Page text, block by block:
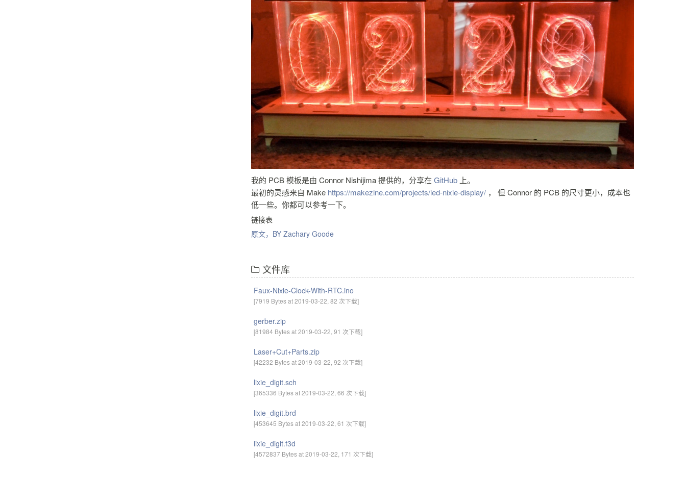
我的 PCB 模板是由 Connor Nishijima 提供的，分享在 GitHub 上。
最初的灵感来自 Make https://makezine.com/projects/led-nixie-display/ ， 但 Connor 的 PCB 的尺寸更小，成本也
低一些。你都可以参考一下。
链接表
原文，BY Zachary Goode
文件库
Faux-Nixie-Clock-With-RTC.ino
[7919 Bytes at 2019-03-22, 82 次下载]
gerber.zip
[81984 Bytes at 2019-03-22, 91 次下载]
Laser+Cut+Parts.zip
[42232 Bytes at 2019-03-22, 92 次下载]
lixie_digit.sch
[365336 Bytes at 2019-03-22, 66 次下载]
lixie_digit.brd
[453645 Bytes at 2019-03-22, 61 次下载]
lixie_digit.f3d
[4572837 Bytes at 2019-03-22, 171 次下载]